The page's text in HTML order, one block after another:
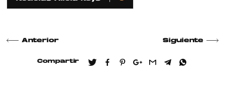
Anterior Siguiente
Compartir